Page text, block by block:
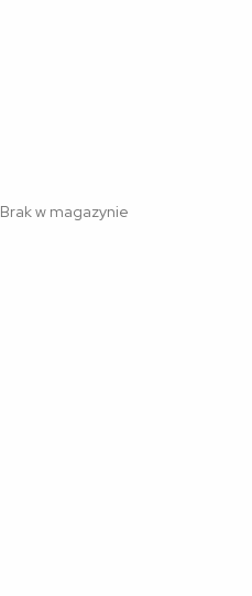
Brak w magazynie